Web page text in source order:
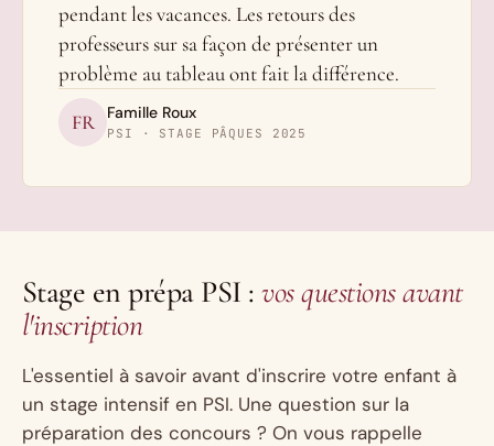
pendant les vacances. Les retours des
professeurs sur sa façon de présenter un
problème au tableau ont fait la différence.
FR Famille Roux
PSI · STAGE PÂQUES 2025
Stage en prépa PSI :vos questions avant
l'inscription
L'essentiel à savoir avant d'inscrire votre enfant à
un stage intensif en PSI. Une question sur la
préparation des concours ? On vous rappelle